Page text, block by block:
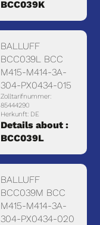
BCC039K
BALLUFF
BCC039L BCC
M415-M414-3A-
304-PX0434-015
Zolltarifnummer:
85444290
Herkunft: DE
Details about :
BCC039L
BALLUFF
BCC039M BCC
M415-M414-3A-
304-PX0434-020